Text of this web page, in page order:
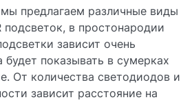
предлагаем различные виды
в простонародии
зависит очень
будет показывать в сумерках
От количества светодиодов и
зависит расстояние на